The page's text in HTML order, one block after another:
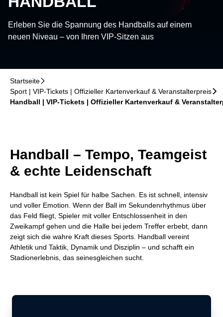
Erleben Sie die Spannung des Handballs auf einem
neuen Niveau – von Ihren VIP-Sitzen aus
Startseite􀆊
Sport | VIP-Tickets | Offizieller Kartenverkauf & Veranstalterpreis􀆊
Handball | VIP-Tickets | Offizieller Kartenverkauf &
Handball – Tempo, Teamgeist
& echte Leidenschaft
Handball ist kein Spiel für halbe Sachen. Es ist schnell, intensiv
und voller Emotion. Wenn der Ball im Sekundenrhythmus über
das Feld fliegt, Spieler mit voller Entschlossenheit in den
Zweikampf gehen und die Halle bei jedem Treffer erbebt, dann
zeigt sich die wahre Kraft dieses Sports. Handball vereint
Athletik und Taktik, Dynamik und Disziplin – und schafft ein
Stadionerlebnis, das seinesgleichen sucht.